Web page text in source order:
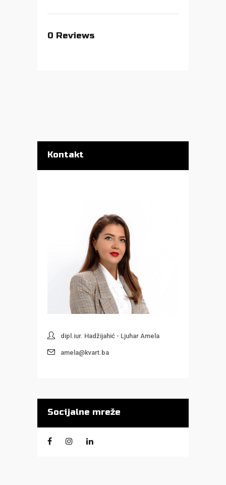
0 Reviews
Kontakt
dipl.iur. Hadžijahić - Ljuhar Amela
amela@kvart.ba
Socijalne mreže